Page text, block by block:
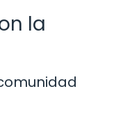
la